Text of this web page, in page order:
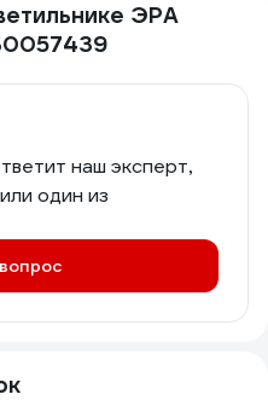
ЭРА
наш эксперт,
один из